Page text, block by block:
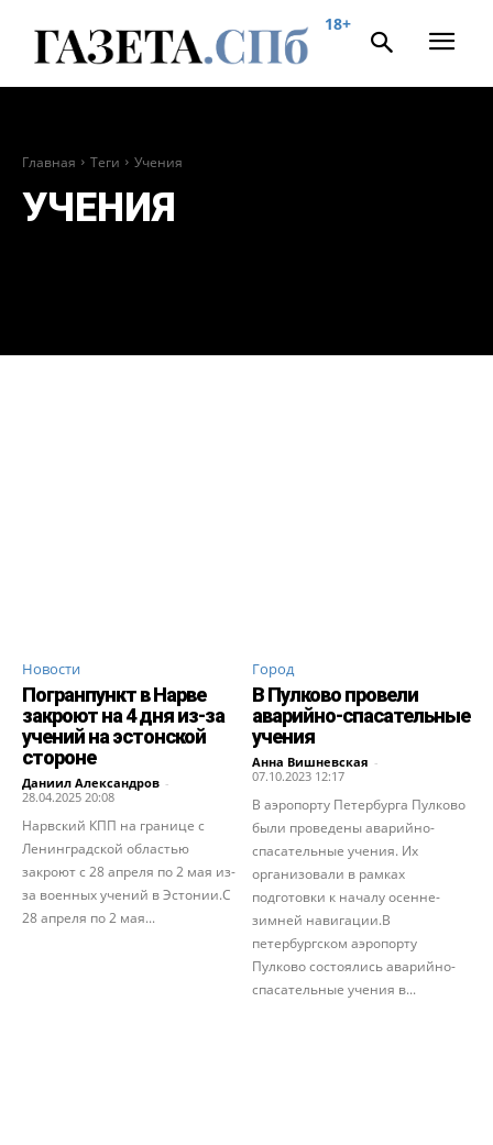
18+
Главная Теги Учения
УЧЕНИЯ
Новости
Погранпункт в Нарве
закроют на 4 дня из-за
учений на эстонской
стороне
Даниил Александров -
28.04.2025 20:08
Нарвский КПП на границе с
Ленинградской областью
закроют с 28 апреля по 2 мая из-
за военных учений в Эстонии.С
28 апреля по 2 мая...
Город
В Пулково провели
аварийно-спасательные
учения
Анна Вишневская -
07.10.2023 12:17
В аэропорту Петербурга Пулково
были проведены аварийно-
спасательные учения. Их
организовали в рамках
подготовки к началу осенне-
зимней навигации.В
петербургском аэропорту
Пулково состоялись аварийно-
спасательные учения в...